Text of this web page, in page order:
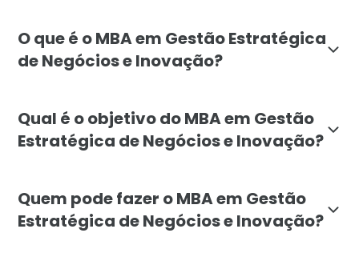
O que é o MBA em Gestão Estratégica
de Negócios e Inovação?
Qual é o objetivo do MBA em Gestão
Estratégica de Negócios e Inovação?
Quem pode fazer o MBA em Gestão
Estratégica de Negócios e Inovação?